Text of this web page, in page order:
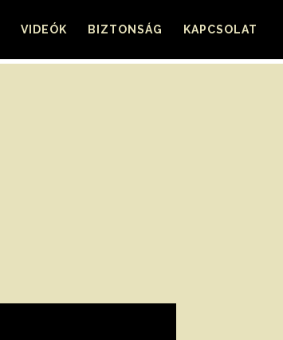
VIDEÓK BIZTONSÁG KAPCSOLAT